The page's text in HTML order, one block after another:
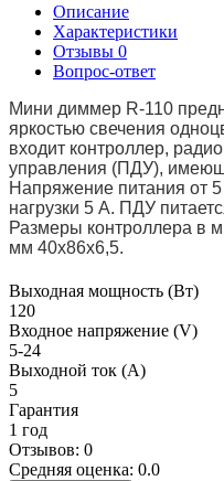
Описание
Характеристики
Отзывы 0
Вопрос-ответ
Мини диммер R-110
яркостью свечения
входит контроллер,
управления (ПДУ),
Напряжение питания от
нагрузки 5 A. ПДУ
Размеры контроллера в
мм 40x86x6,5.
Выходная мощность (Вт)
120
Входное напряжение (V)
5-24
Выходной ток (А)
5
Гарантия
1 год
Отзывов: 0
Средняя оценка: 0.0